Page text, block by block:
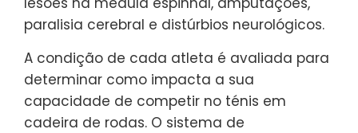
paralisia cerebral e distúrbios neurológicos.
A condição de cada atleta é avaliada para
determinar como impacta a sua
capacidade de competir no ténis em
cadeira de rodas. O sistema de